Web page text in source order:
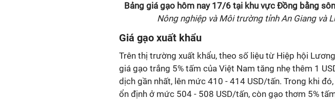
Bảng giá gạo hôm nay17/6tại khu vực Đồng bằng
Nông nghiệp và Môi trường tỉnh An Giang và
Giá gạo xuất khẩu
Trên thị trường xuất khẩu, theo số liệu từ Hiệp hội
giá gạo trắng 5% tấm của Việt Nam tăng nhẹ thêm 1
dịch gần nhất, lên mức 410 - 414 USD/tấn. Trong khi
ổn định ở mức 504 - 508 USD/tấn, còn gạo thơm 5%